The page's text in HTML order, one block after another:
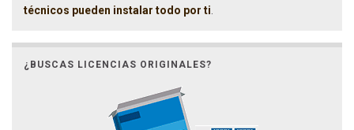
técnicos pueden instalar todo por ti
¿BUSCAS LICENCIAS ORIGINALES?